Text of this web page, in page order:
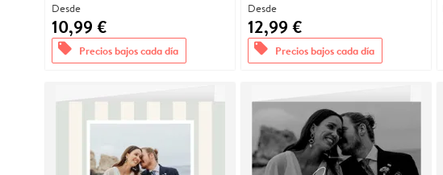
Desde
10,99 €
offers Precios bajos cada día
Desde
12,99 €
offers Precios bajos cada día